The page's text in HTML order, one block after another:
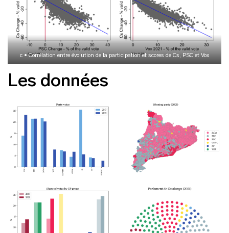
c • Corrélation entre évolution de la participation et scores de Cs, PSC et Vox
Les données